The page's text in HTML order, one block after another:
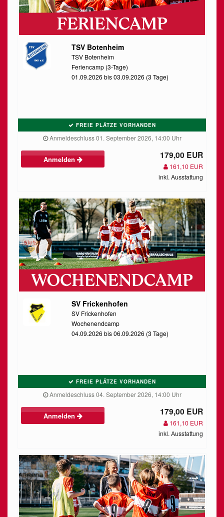
TSV Botenheim
TSV Botenheim
Feriencamp (3-Tage)
01.09.2026 bis 03.09.2026 (3 Tage)
FREIE PLÄTZE VORHANDEN
Anmeldeschluss 01. September 2026, 14:00 Uhr
Anmelden 179,00 EUR
161,10 EUR
inkl. Ausstattung
SV Frickenhofen
SV Frickenhofen
Wochenendcamp
04.09.2026 bis 06.09.2026 (3 Tage)
FREIE PLÄTZE VORHANDEN
Anmeldeschluss 04. September 2026, 14:00 Uhr
Anmelden 179,00 EUR
161,10 EUR
inkl. Ausstattung